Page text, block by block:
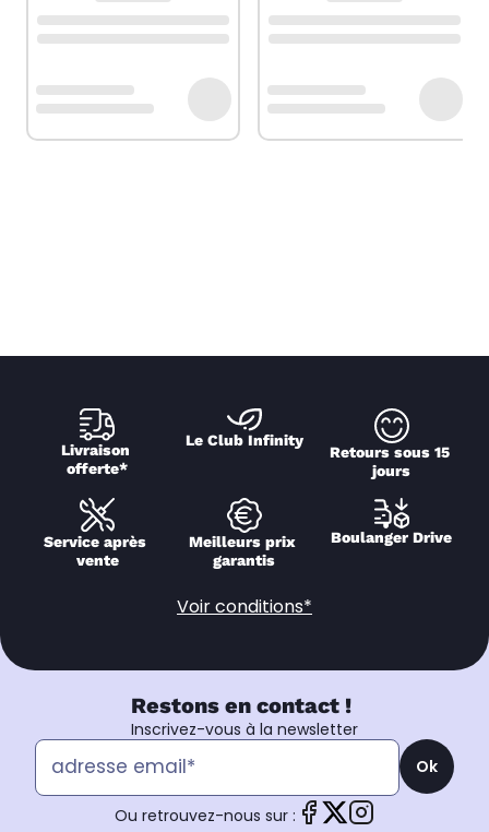
Livraison
offerte*
Le Club Infinity
Retours sous 15
jours
Service après
vente
Meilleurs prix
garantis
Boulanger Drive
Voir conditions*
Restons en contact !
Inscrivez-vous à la newsletter
Ok
Ou retrouvez-nous sur :